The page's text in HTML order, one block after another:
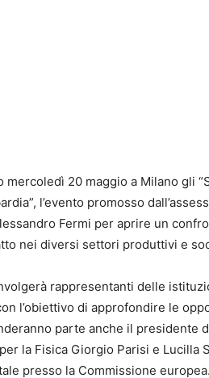
mercoledì 20 maggio a Milano gli
l’evento promosso
Fermi per aprire un
nei diversi settori produttivi e
rappresentanti delle
l’obiettivo di approfondire le
parte anche il presidente
la Fisica Giorgio Parisi e Lucilla
presso la Commissione europea.